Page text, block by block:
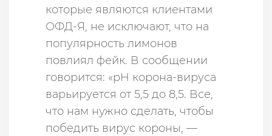
которые являются клиентами
ОФД-Я, не исключают, что на
популярность лимонов
повлиял фейк. В сообщении
говорится: «pH корона-вируса
варьируется от 5,5 до 8,5. Все,
что нам нужно сделать, чтобы
победить вирус короны, —